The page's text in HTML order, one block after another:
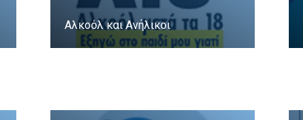
Αλκοόλ και Ανήλικοι